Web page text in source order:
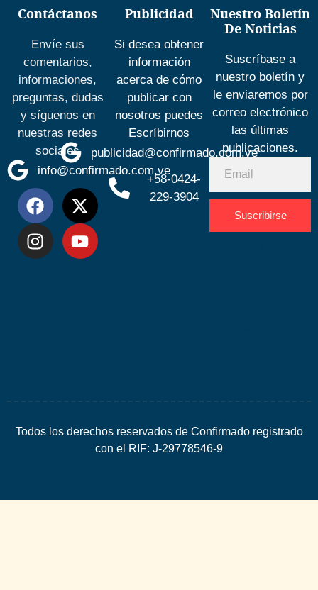
Contáctanos
Envíe sus
comentarios,
informaciones,
preguntas, dudas
y síguenos en
nuestras redes
sociales
info@confirmado.com.ve
Publicidad
Si desea obtener
información
acerca de cómo
publicar con
nosotros puedes
Escríbirnos
publicidad@confirmado.com.ve
+58-0424-
229-3904
Nuestro Boletín
De Noticias
Suscríbase a
nuestro boletín y
le enviaremos por
correo electrónico
las últimas
publicaciones.
Suscribirse
Todos los derechos reservados de Confirmado registrado
con el RIF: J-29778546-9